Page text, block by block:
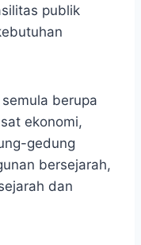
publik
berupa
ekonomi,
gedung
bersejarah,
dan